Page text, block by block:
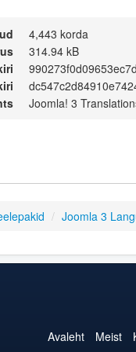
4,443 korda
314.94 kB
Joomla! 3
/ Joomla 3
Avaleht Meist